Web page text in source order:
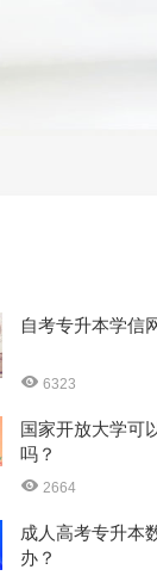
自考专升本学信
6323
国家开放大学可
吗？
2664
成人高考专升本
办？